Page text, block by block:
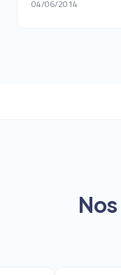
04/06/2014
Nos